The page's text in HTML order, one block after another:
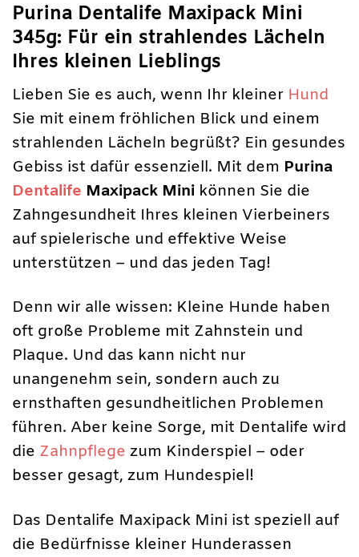
Purina Dentalife Maxipack Mini
345g: Für ein strahlendes Lächeln
Ihres kleinen Lieblings
Lieben Sie es auch, wenn Ihr kleiner Hund
Sie mit einem fröhlichen Blick und einem
strahlenden Lächeln begrüßt? Ein gesundes
Gebiss ist dafür essenziell. Mit dem Purina
Dentalife Maxipack Mini können Sie die
Zahngesundheit Ihres kleinen Vierbeiners
auf spielerische und effektive Weise
unterstützen – und das jeden Tag!
Denn wir alle wissen: Kleine Hunde haben
oft große Probleme mit Zahnstein und
Plaque. Und das kann nicht nur
unangenehm sein, sondern auch zu
ernsthaften gesundheitlichen Problemen
führen. Aber keine Sorge, mit Dentalife wird
die Zahnpflege zum Kinderspiel – oder
besser gesagt, zum Hundespiel!
Das Dentalife Maxipack Mini ist speziell auf
die Bedürfnisse kleiner Hunderassen